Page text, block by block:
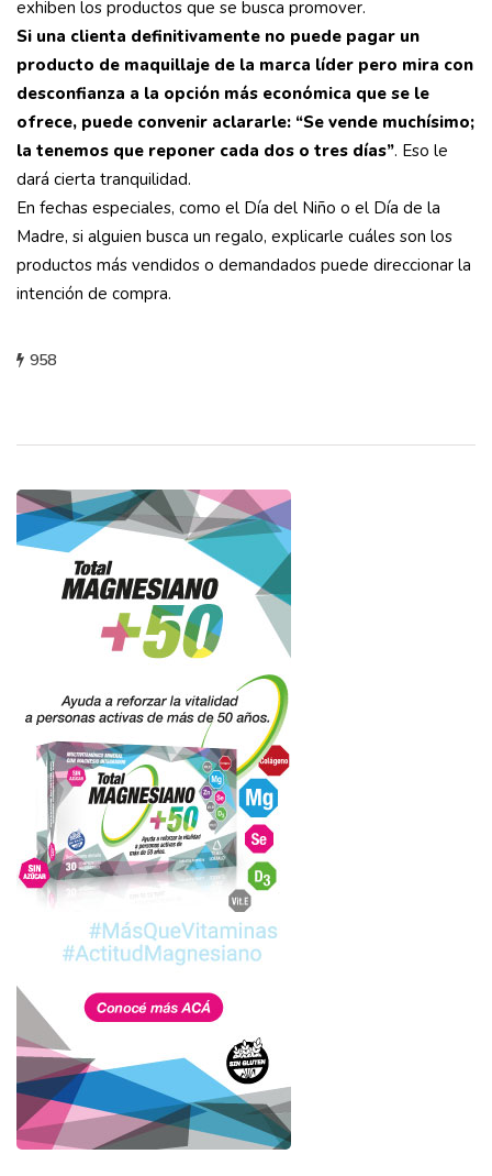
exhiben los productos que se busca promover.
Si una clienta definitivamente no puede pagar un
producto de maquillaje de la marca líder pero mira con
desconfianza a la opción más económica que se le
ofrece, puede convenir aclararle: “Se vende muchísimo;
la tenemos que reponer cada dos o tres días”. Eso le
dará cierta tranquilidad.
En fechas especiales, como el Día del Niño o el Día de la
Madre, si alguien busca un regalo, explicarle cuáles son los
productos más vendidos o demandados puede direccionar la
intención de compra.
958